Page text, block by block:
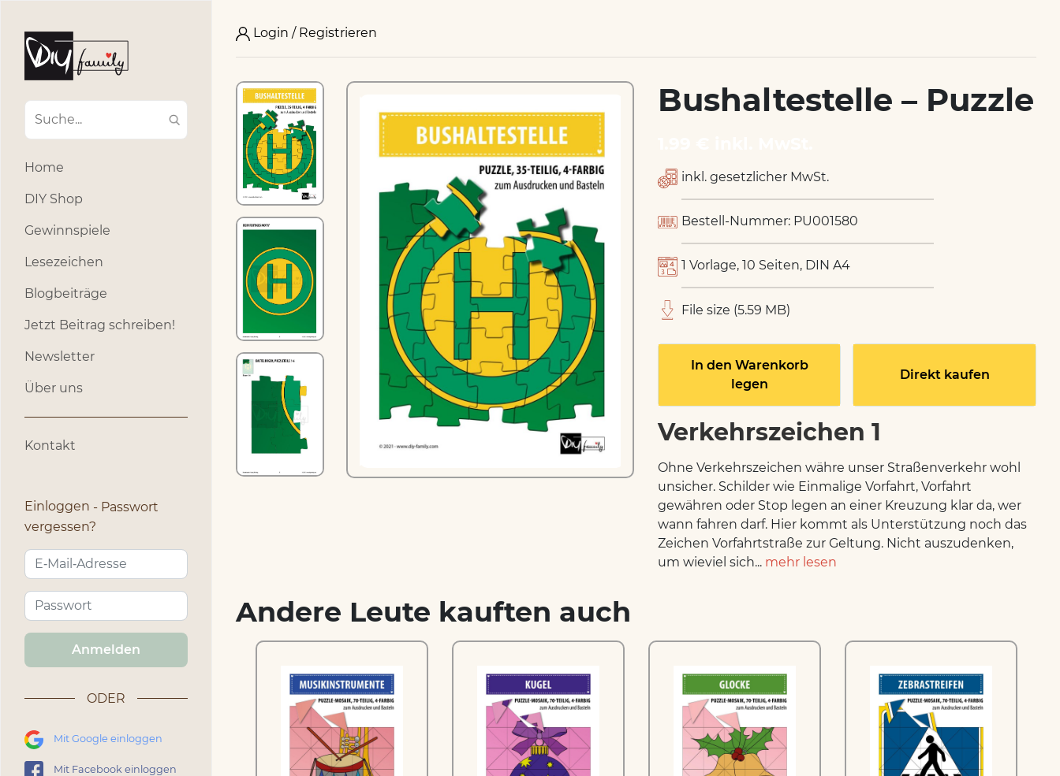
Home
DIY Shop
Gewinnspiele
Lesezeichen
Blogbeiträge
Jetzt Beitrag schreiben!
Newsletter
Über uns
Kontakt
Einloggen
Passwort
vergessen?
Anmelden
ODER
Mit Google einloggen
Mit Facebook einloggen
Login / Registrieren
Bushaltestelle – Puzzle
inkl. gesetzlicher MwSt.
Bestell-Nummer: PU001580
1 Vorlage, 10 Seiten, DIN A4
File size (5.59 MB)
In den Warenkorb
legen
Direkt kaufen
Verkehrszeichen 1
Ohne Verkehrszeichen währe unser Straßenverkehr wohl
unsicher. Schilder wie Einmalige Vorfahrt, Vorfahrt
gewähren oder Stop legen an einer Kreuzung klar da, wer
wann fahren darf. Hier kommt als Unterstützung noch das
Zeichen Vorfahrtstraße zur Geltung. Nicht auszudenken,
um wieviel sich... mehr lesen
Andere Leute kauften auch
Mosaikpuzzle zum
Ausschneiden und
Basteln